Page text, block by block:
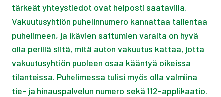
tärkeät yhteystiedot ovat helposti saatavilla.
Vakuutusyhtiön puhelinnumero kannattaa tallentaa
puhelimeen, ja ikävien sattumien varalta on hyvä
olla perillä siitä, mitä auton vakuutus kattaa, jotta
vakuutusyhtiön puoleen osaa kääntyä oikeissa
tilanteissa. Puhelimessa tulisi myös olla valmiina
tie- ja hinauspalvelun numero sekä 112-applikaatio.